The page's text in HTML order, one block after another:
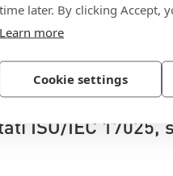
time later. By clicking Accept,
Learn more
Cookie settings
per garantire
in diversi settori.
di collaudo,
ISO/IEC 17025,